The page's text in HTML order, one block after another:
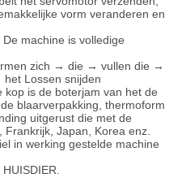
vorm veranderen en
machine is volledige
zich → die → vullen die →
Lossen snijden
kop is de boterjam van het de
blaarverpakking, thermoform
uitgerust die met de
Frankrijk, Japan, Korea enz.
in werking gestelde machine